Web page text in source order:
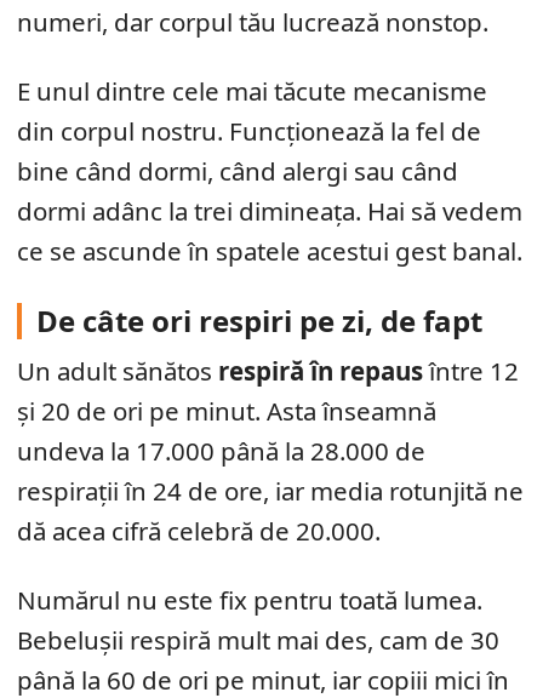
numeri, dar corpul tău lucrează nonstop.
E unul dintre cele mai tăcute mecanisme
din corpul nostru. Funcționează la fel de
bine când dormi, când alergi sau când
dormi adânc la trei dimineața. Hai să vedem
ce se ascunde în spatele acestui gest banal.
De câte ori respiri pe zi, de fapt
Un adult sănătos respiră în repausîntre 12
și 20 de ori pe minut. Asta înseamnă
undeva la 17.000 până la 28.000 de
respirații în 24 de ore, iar media rotunjită ne
dă acea cifră celebră de 20.000.
Numărul nu este fix pentru toată lumea.
Bebelușii respiră mult mai des, cam de 30
până la 60 de ori pe minut, iar copiii mici în